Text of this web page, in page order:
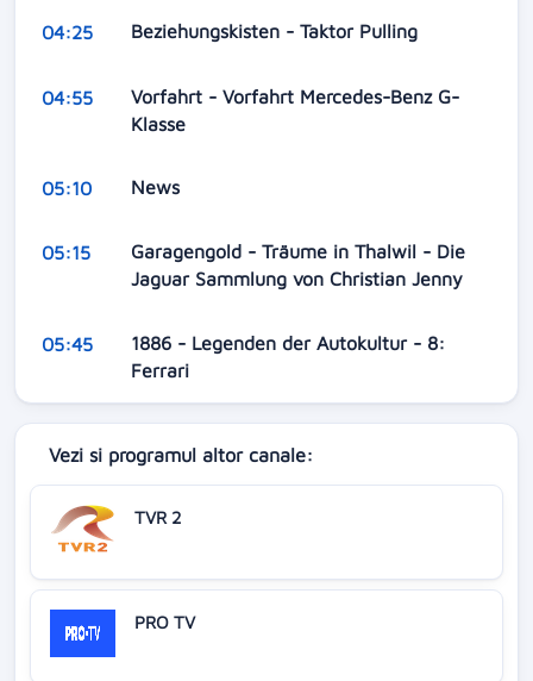
04:25 Beziehungskisten - Taktor Pulling
04:55
Vorfahrt - Vorfahrt Mercedes-Benz G-
Klasse
05:10 News
05:15
Garagengold - Träume in Thalwil - Die
Jaguar Sammlung von Christian Jenny
05:45
1886 - Legenden der Autokultur - 8:
Ferrari
Vezi si programul altor canale:
TVR 2
PRO TV